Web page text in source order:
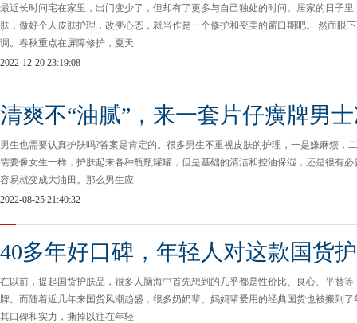
最近长时间宅在家里，出门变少了，但却有了更多与自己独处的时间。居家的日子
肤，做好个人皮肤护理，改变心态，就当作是一个修护和变美的窗口期吧。 然而眼
调。春秋重点在屏障修护，夏天
2022-12-20 23:19:08
清爽不“油腻”，来一套片仔癀牌男
男生也需要认真护肤吗?答案是肯定的。很多男生不重视皮肤的护理，一是嫌麻烦，
需要像女生一样，护肤起来各种瓶瓶罐罐，但是基础的清洁和控油保湿，还是很有
容易就变成大油田。那么男生应
2022-08-25 21:40:32
40多年好口碑，年轻人对这款国货
在以前，提起国货护肤品，很多人脑海中首先想到的几乎都是性价比、良心、平替
牌。而随着近几年来国货风潮趋盛，很多奶奶辈、妈妈辈爱用的经典国货也被搬到
其口碑和实力，撕掉以往在年轻